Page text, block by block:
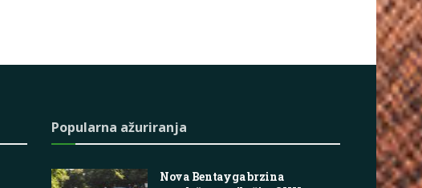
Popularna ažuriranja
Nova Bentayga brzina